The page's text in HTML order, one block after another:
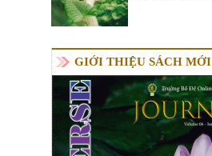
GIỚI THIỆU SÁCH MỚI